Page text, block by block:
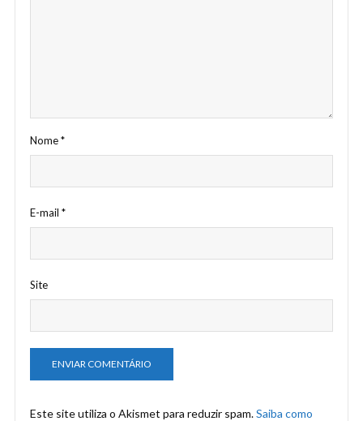
Nome*
E-mail *
Site
Este site utiliza o Akismet para reduzir spam.Saiba como